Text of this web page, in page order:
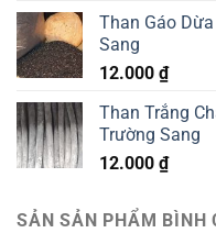
Than Gáo
Sang
12.000 ₫
Than Trắng
Trường Sang
12.000 ₫
SẢN SẢN PHẨM BÌNH